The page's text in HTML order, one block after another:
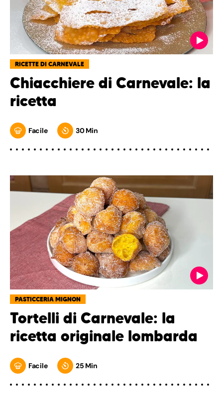
RICETTE DI CARNEVALE
Chiacchiere di Carnevale: la
ricetta
Facile 30 Min
PASTICCERIA MIGNON
Tortelli di Carnevale: la
ricetta originale lombarda
Facile 25 Min